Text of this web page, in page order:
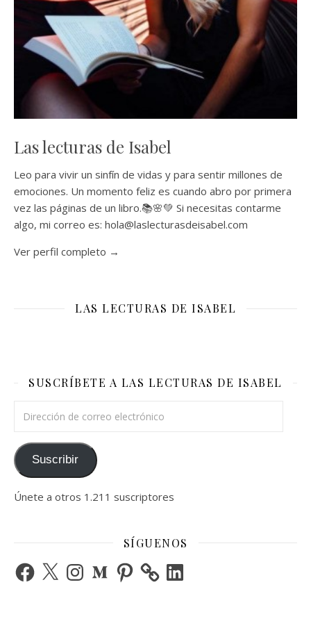
Las lecturas de Isabel
Leo para vivir un sinfín de vidas y para sentir millones de
emociones. Un momento feliz es cuando abro por primera
vez las páginas de un libro.📚🌸💚 Si necesitas contarme
algo, mi correo es: hola@laslecturasdeisabel.com
Ver perfil completo →
LAS LECTURAS DE ISABEL
SUSCRÍBETE A LAS LECTURAS DE ISABEL
Suscribir
Únete a otros 1.211 suscriptores
SÍGUENOS
Facebook
X InstagramMediumPinterest LinkedIn